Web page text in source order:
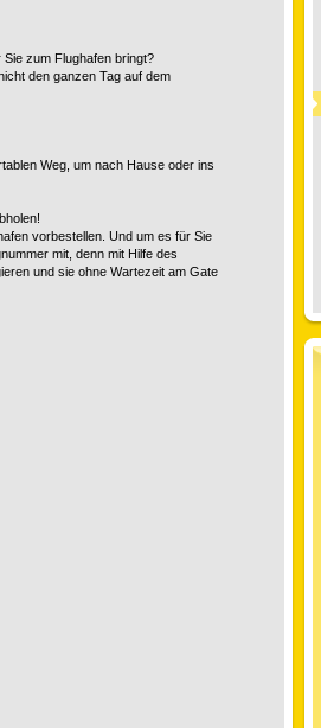
Sie zum Flughafen bringt?
den ganzen Tag auf dem
Weg, um nach Hause oder ins
vorbestellen. Und um es für Sie
mit, denn mit Hilfe des
und sie ohne Wartezeit am Gate